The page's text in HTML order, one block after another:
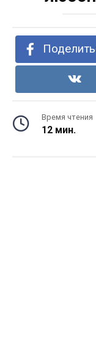
Время чтения
12 мин.